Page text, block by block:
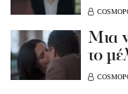
Μια
το